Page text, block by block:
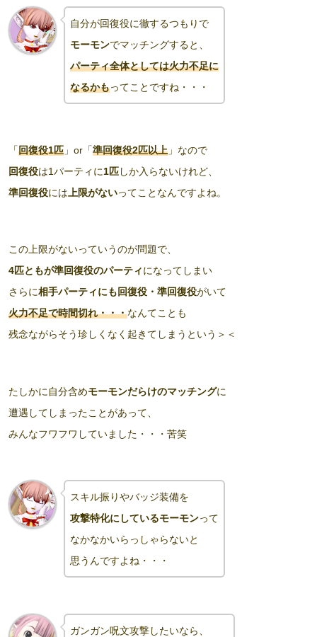
自分が回復役に徹するつもりで
モーモンでマッチングすると、
パーティ全体としては火力不足に
なるかもってことですね・・・
「回復役1匹 」or「準回復役2匹以上 」なので
回復役は1パーティに1匹しか入らないけれど、
準回復役には 上限がないってことなんですよね。
この上限がないっていうのが問題で、
4匹ともが準回復役のパーティになってしまい
さらに相手パーティにも回復役・準回復役がいて
火力不足で時間切れ・・・なんてことも
残念ながらそう珍しくなく起きてしまうという＞＜
たしかに自分含めモーモンだらけのマッチングに
遭遇してしまったことがあって、
みんなフワフワしていました・・・苦笑
スキル振りやバッジ装備を
攻撃特化にしているモーモンって
なかなかいらっしゃらないと
思うんですよね・・・
ガンガン呪文攻撃したいなら、